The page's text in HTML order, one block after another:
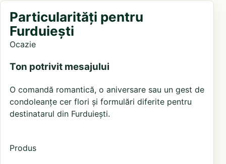
Particularități pentru
Furduiești
Ocazie
Ton potrivit mesajului
O comandă romantică, o aniversare sau un gest de
condoleanțe cer flori și formulări diferite pentru
destinatarul din Furduiești.
Produs